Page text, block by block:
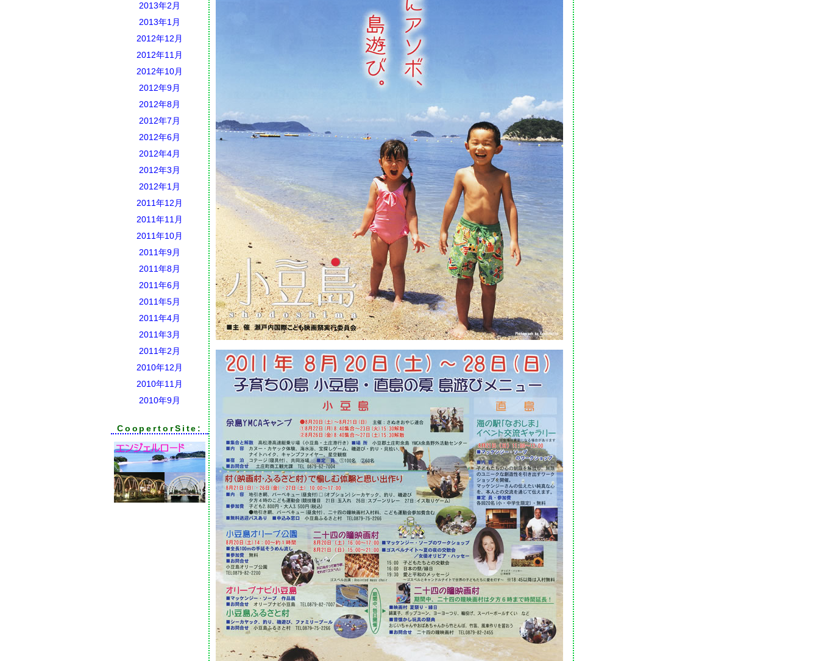
2013年2月
2013年1月
2012年12月
2012年11月
2012年10月
2012年9月
2012年8月
2012年7月
2012年6月
2012年4月
2012年3月
2012年1月
2011年12月
2011年11月
2011年10月
2011年9月
2011年8月
2011年6月
2011年5月
2011年4月
2011年3月
2011年2月
2010年12月
2010年11月
2010年9月
CoopertorSite: